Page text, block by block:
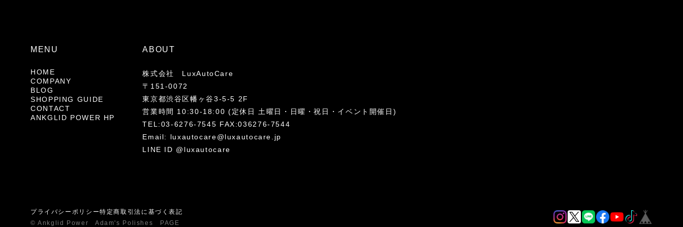
ABOUT
株式会社 LuxAutoCare
〒151-0072
東京都渋谷区幡ヶ谷3-5-5 2F
営業時間 10:30-18:00 (定休日 土曜日・日曜・祝日・イベント開催日)
TEL:03-6276-7545 FAX:036276-7544
Email: luxautocare@luxautocare.jp
LINE ID @luxautocare
MENU
HOME
COMPANY
BLOG
SHOPPING GUIDE
CONTACT
ANKGLID POWER HP
プライバシーポリシー特定商取引法に基づく表記
© Ankglid Power Adam's Polishes PAGE